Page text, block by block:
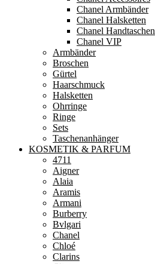
Chanel Armbänder
Chanel Halsketten
Chanel Handtaschen
Chanel VIP
Armbänder
Broschen
Gürtel
Haarschmuck
Halsketten
Ohrringe
Ringe
Sets
Taschenanhänger
KOSMETIK & PARFUM
4711
Aigner
Alaia
Aramis
Armani
Burberry
Bvlgari
Chanel
Chloé
Clarins